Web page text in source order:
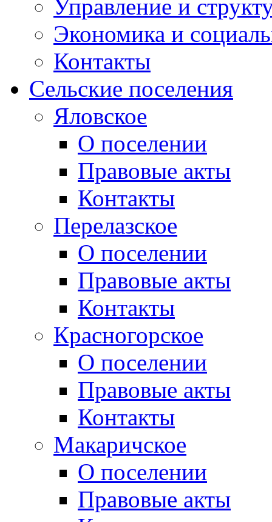
Управление и
Экономика и
Контакты
Сельские поселения
Яловское
О поселении
Правовые акты
Контакты
Перелазское
О поселении
Правовые акты
Контакты
Красногорское
О поселении
Правовые акты
Контакты
Макаричское
О поселении
Правовые акты